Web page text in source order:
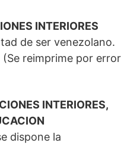
INTERIORES
de ser venezolano.
(Se reimprime por error
INTERIORES,
dispone la